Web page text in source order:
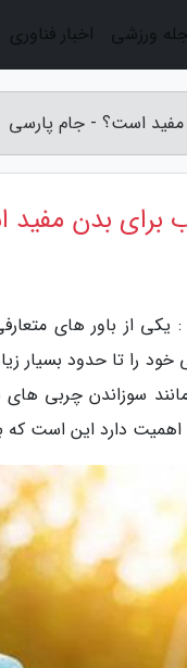
مفید است؟ - جام پارسی
برای بدن
: یکی از باور های
را تا حدود بسیار
سوزاندن چربی های
دارد این است که
ورزشی اخبار فناوری